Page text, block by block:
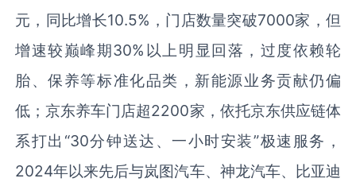
元，同比增长10.5%，门店数量突破7000家，但
增速较巅峰期30%以上明显回落，过度依赖轮
胎、保养等标准化品类，新能源业务贡献仍偏
低；京东养车门店超2200家，依托京东供应链体
系打出“30分钟送达、一小时安装”极速服务，
2024年以来先后与岚图汽车、神龙汽车、比亚迪